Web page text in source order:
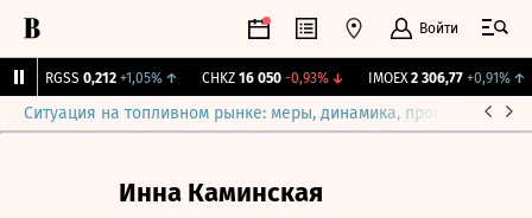
Войти
RGSS 0,212 +1,05%↑ CHKZ 16 050 -0,93%↓ IMOEX 2 306,77 +0,91% ↑
Ситуация на топливном рынке: меры, динамика, прогнозы
Инна Каминская